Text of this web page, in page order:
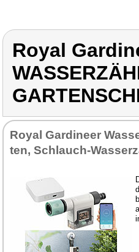
Royal
Roy­al Gar­dineer
ten, Schlauch-